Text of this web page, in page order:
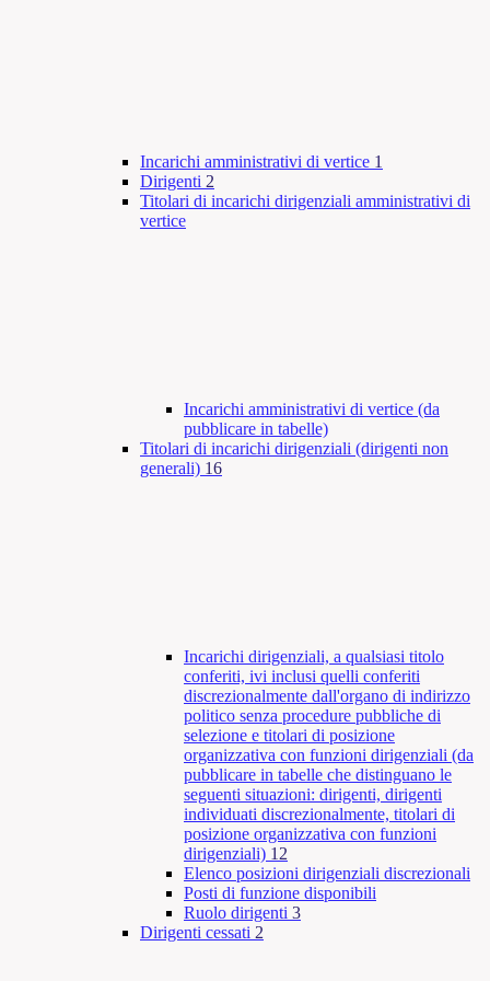
Incarichi amministrativi di vertice 1
Dirigenti 2
Titolari di incarichi dirigenziali amministrativi di
vertice
Incarichi amministrativi di vertice (da
pubblicare in tabelle)
Titolari di incarichi dirigenziali (dirigenti non
generali) 16
Incarichi dirigenziali, a qualsiasi titolo
conferiti, ivi inclusi quelli conferiti
discrezionalmente dall'organo di indirizzo
politico senza procedure pubbliche di
selezione e titolari di posizione
organizzativa con funzioni dirigenziali (da
pubblicare in tabelle che distinguano le
seguenti situazioni: dirigenti, dirigenti
individuati discrezionalmente, titolari di
posizione organizzativa con funzioni
dirigenziali) 12
Elenco posizioni dirigenziali discrezionali
Posti di funzione disponibili
Ruolo dirigenti 3
Dirigenti cessati 2